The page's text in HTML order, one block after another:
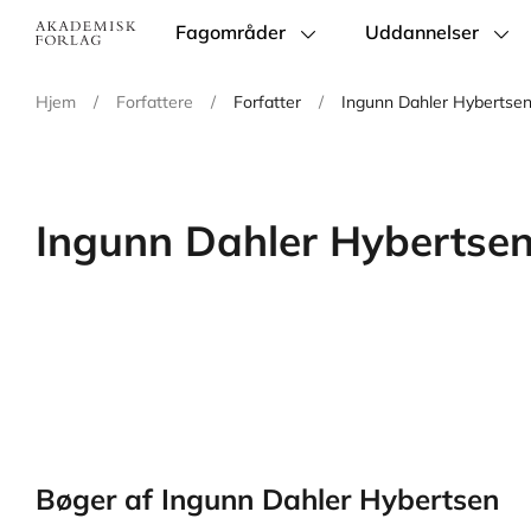
Main
Fagområder Uddannelser
Hjem / Forfattere / Forfatter / Ingunn Dahler Hybertsen
Ingunn Dahler
Bøger af Ingunn Dahler Hybertsen